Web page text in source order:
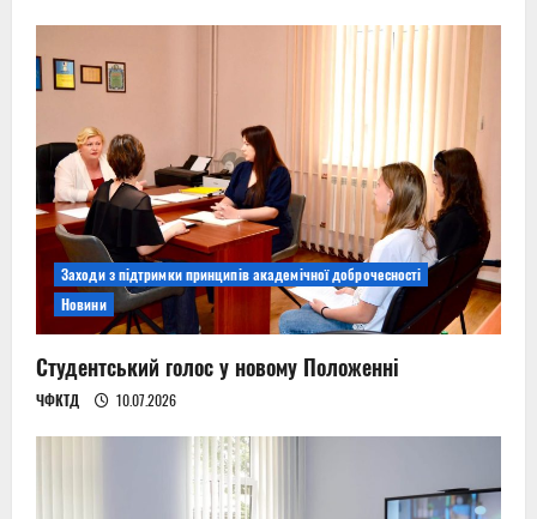
Заходи з підтримки принципів академічної доброчесності
Новини
Студентський голос у новому Положенні
ЧФКТД 10.07.2026